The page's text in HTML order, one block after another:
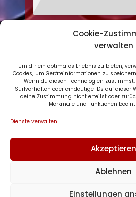
Cookie-
verwalten
Um dir ein optimales Erlebnis zu bieten,
Cookies, um Geräteinformationen zu
Wenn du diesen Technologien
Surfverhalten oder eindeutige IDs auf dieser
deine Zustimmung nicht erteilst oder
Merkmale und Funktionen
Dienste verwalten
Akzeptieren
Ablehnen
Einstellungen
Datenschutzerklärung
Impressum
Copyright © 2026 Podcast
#musikpodcast. All